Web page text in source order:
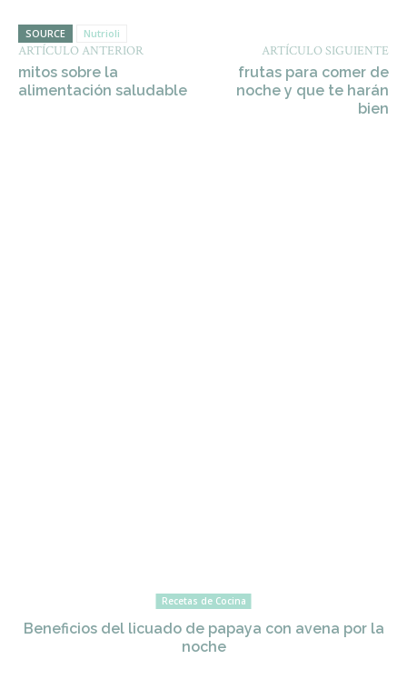
SOURCE Nutrioli
ARTÍCULO ANTERIOR
mitos sobre la
alimentación saludable
ARTÍCULO SIGUIENTE
frutas para comer de
noche y que te harán
bien
Recetas de Cocina
Beneficios del licuado de papaya con avena por la
noche